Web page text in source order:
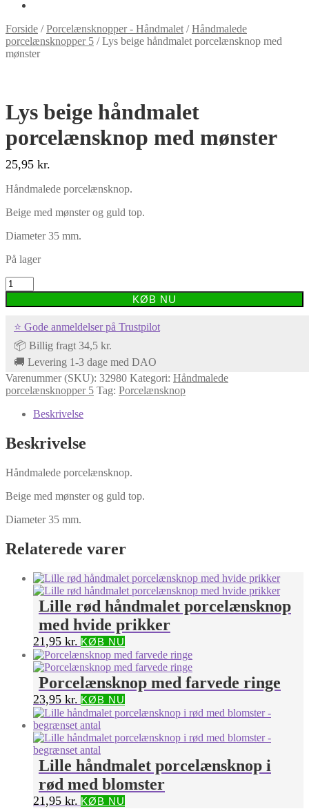
Forside /Porcelænsknopper - Håndmalet /Håndmalede
porcelænsknopper 5 /Lys beige håndmalet porcelænsknop med
mønster
Lys beige håndmalet
porcelænsknop med mønster
25,95 kr.
Håndmalede porcelænsknop.
Beige med mønster og guld top.
Diameter 35 mm.
På lager
Lys
beige
håndmalet
med
mønster
antal
KØB NU
⭐ Gode anmeldelser på Trustpilot
📦 Billig fragt 34,5 kr.
🚚 Levering 1-3 dage med DAO
Varenummer (SKU): 32980 Kategori: Håndmalede
porcelænsknopper 5 Tag: Porcelænsknop
Beskrivelse
Beskrivelse
Håndmalede porcelænsknop.
Beige med mønster og guld top.
Diameter 35 mm.
Relaterede varer
Lille rød håndmalet porcelænsknop
med hvide prikker
21,95 kr. KØB NU
Porcelænsknop med farvede ringe
23,95 kr. KØB NU
Lille håndmalet porcelænsknop i
rød med blomster
21,95 kr. KØB NU